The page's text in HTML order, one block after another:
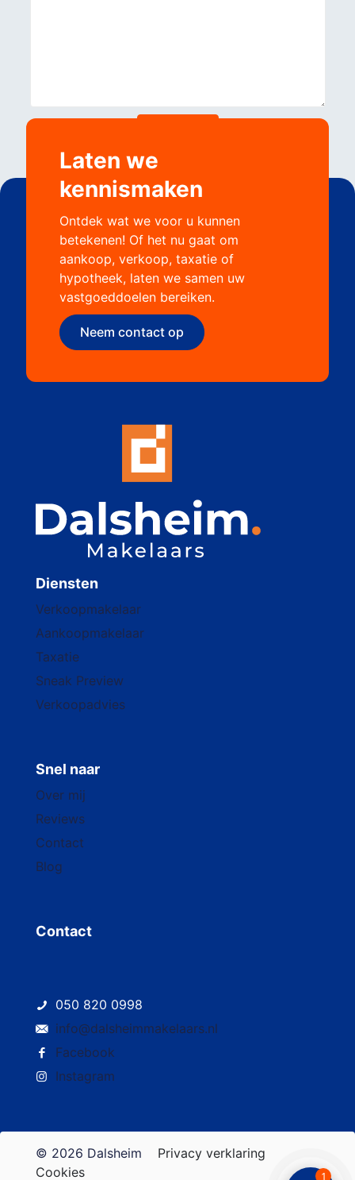
Laten we
kennismaken
Ontdek wat we voor u kunnen
betekenen! Of het nu gaat om
aankoop, verkoop, taxatie of
hypotheek, laten we samen uw
vastgoeddoelen bereiken.
Neem contact op
Diensten
Verkoopmakelaar
Aankoopmakelaar
Taxatie
Sneak Preview
Verkoopadvies
Snel naar
Over mij
Reviews
Contact
Blog
Contact
050 820 0998
info@dalsheimmakelaars.nl
Facebook
Instagram
© 2026 Dalsheim Privacy verklaring
Cookies
1